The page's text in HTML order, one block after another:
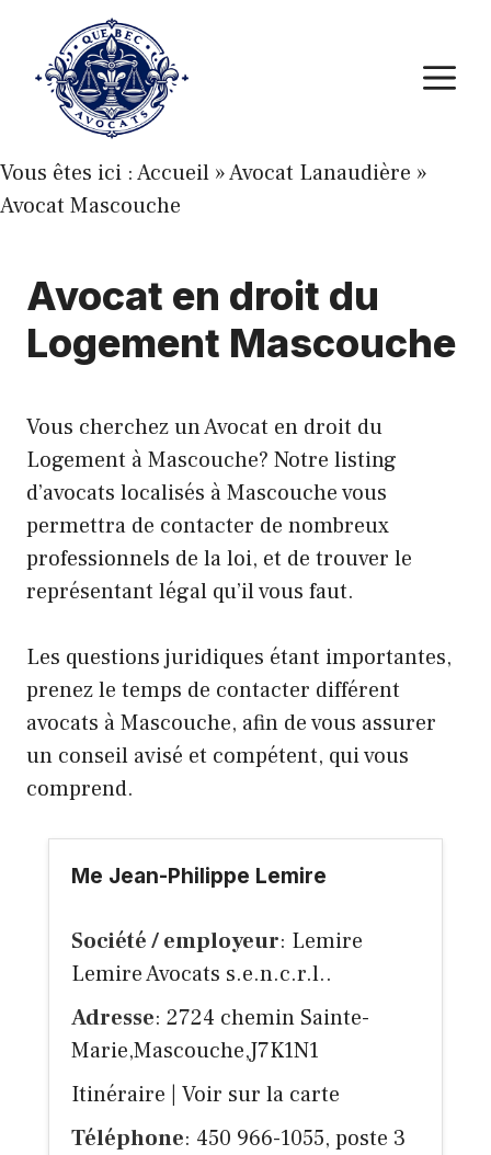
contenu
Vous êtes ici :Accueil »Avocat Lanaudière »
Avocat Mascouche
Avocat en droit du
Logement Mascouche
Vous cherchez un Avocat en droit du
Logement à Mascouche? Notre listing
d’avocats localisés à Mascouche vous
permettra de contacter de nombreux
professionnels de la loi, et de trouver le
représentant légal qu’il vous faut.
Les questions juridiques étant importantes,
prenez le temps de contacter différent
avocats à Mascouche, afin de vous assurer
un conseil avisé et compétent, qui vous
comprend.
Me Jean-Philippe Lemire
Société / employeur: Lemire
Lemire Avocats s.e.n.c.r.l..
Adresse: 2724 chemin Sainte-
Marie,Mascouche,J7K1N1
Itinéraire
Voir sur la carte
Téléphone: 450 966-1055, poste 3